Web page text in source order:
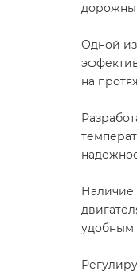
Одной
на
Наличие
удобным